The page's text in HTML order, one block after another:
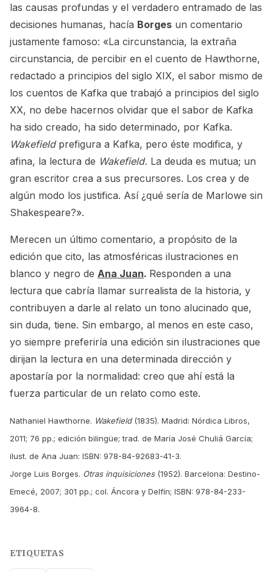
las causas profundas y el verdadero entramado de las
decisiones humanas, hacía Borges un comentario
justamente famoso: «La circunstancia, la extraña
circunstancia, de percibir en el cuento de Hawthorne,
redactado a principios del siglo XIX, el sabor mismo de
los cuentos de Kafka que trabajó a principios del siglo
XX, no debe hacernos olvidar que el sabor de Kafka
ha sido creado, ha sido determinado, por Kafka.
Wakefieldprefigura a Kafka, pero éste modifica, y
afina, la lectura de Wakefield. La deuda es mutua; un
gran escritor crea a sus precursores. Los crea y de
algún modo los justifica. Así ¿qué sería de Marlowe sin
Shakespeare?».
Merecen un último comentario, a propósito de la
edición que cito, las atmosféricas ilustraciones en
blanco y negro de Ana Juan. Responden a una
lectura que cabría llamar surrealista de la historia, y
contribuyen a darle al relato un tono alucinado que,
sin duda, tiene. Sin embargo, al menos en este caso,
yo siempre preferiría una edición sin ilustraciones que
dirijan la lectura en una determinada dirección y
apostaría por la normalidad: creo que ahí está la
fuerza particular de un relato como este.
Nathaniel Hawthorne. Wakefield(1835). Madrid: Nórdica Libros,
2011; 76 pp.; edición bilingüe; trad. de María José Chuliá García;
ilust. de Ana Juan: ISBN: 978-84-92683-41-3.
Jorge Luis Borges. Otras inquisiciones(1952). Barcelona: Destino-
Emecé, 2007; 301 pp.; col. Áncora y Delfín; ISBN: 978-84-233-
3964-8.
ETIQUETAS